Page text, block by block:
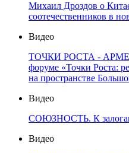
Михаил Дроздов о
соотечественников в
Видео
ТОЧКИ РОСТА -
форуме «Точки Роста:
на пространстве
Видео
СОЮЗНОСТЬ. К залогам
Видео